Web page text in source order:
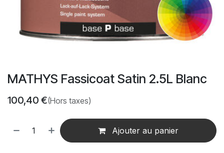
MATHYS Fassicoat Satin 2.5L Blanc
100,40 €(Hors taxes)
Ajouter au panier